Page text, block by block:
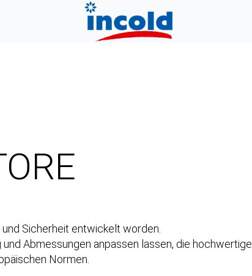
Sicherheit entwickelt worden.
Abmessungen anpassen lassen, die hochwertige
Normen.